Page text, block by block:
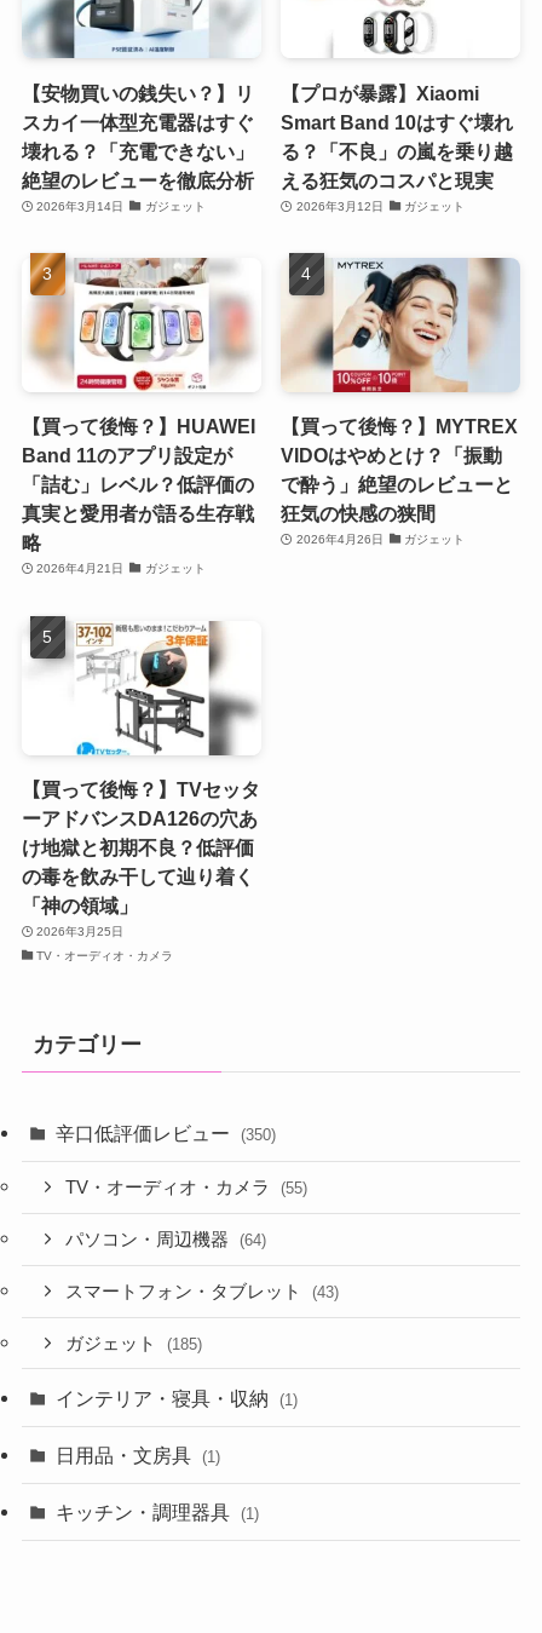
【安物買いの銭失い？】リ
スカイ一体型充電器はすぐ
壊れる？「充電できない」
絶望のレビューを徹底分析
2026年3月14日 ガジェット
【プロが暴露】Xiaomi
Smart Band 10はすぐ壊れ
る？「不良」の嵐を乗り越
える狂気のコスパと現実
2026年3月12日 ガジェット
【買って後悔？】HUAWEI
Band 11のアプリ設定が
「詰む」レベル？低評価の
真実と愛用者が語る生存戦
略
2026年4月21日 ガジェット
【買って後悔？】MYTREX
VIDOはやめとけ？「振動
で酔う」絶望のレビューと
狂気の快感の狭間
2026年4月26日 ガジェット
【買って後悔？】TVセッタ
ーアドバンスDA126の穴あ
け地獄と初期不良？低評価
の毒を飲み干して辿り着く
「神の領域」
2026年3月25日
TV・オーディオ・カメラ
カテゴリー
辛口低評価レビュー (350)
TV・オーディオ・カメラ (55)
パソコン・周辺機器 (64)
スマートフォン・タブレット (43)
ガジェット (185)
インテリア・寝具・収納 (1)
日用品・文房具 (1)
キッチン・調理器具 (1)